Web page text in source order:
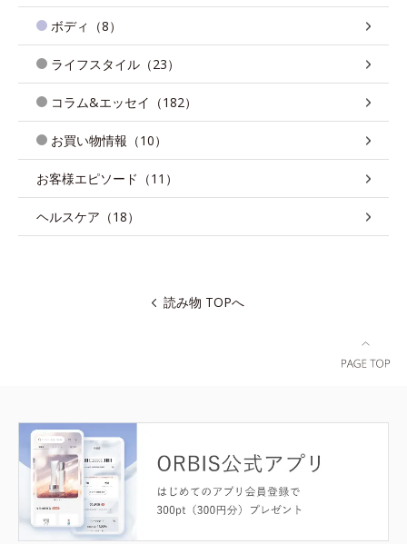
ボディ（8）
ライフスタイル（23）
コラム&エッセイ（182）
お買い物情報（10）
お客様エピソード（11）
ヘルスケア（18）
読み物 TOPへ